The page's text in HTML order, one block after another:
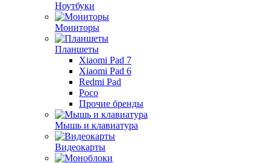
Ноутбуки
Мониторы
Планшеты
Xiaomi Pad 7
Xiaomi Pad 6
Redmi Pad
Poco
Прочие бренды
Мышь и клавиатура
Видеокарты